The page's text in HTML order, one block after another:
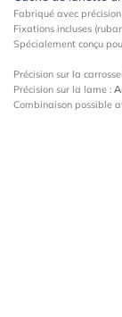
Fabriqué avec
Fixations incluses
Spécialement conçu
Précision sur la
Précision sur la lame :
Combinaison possible